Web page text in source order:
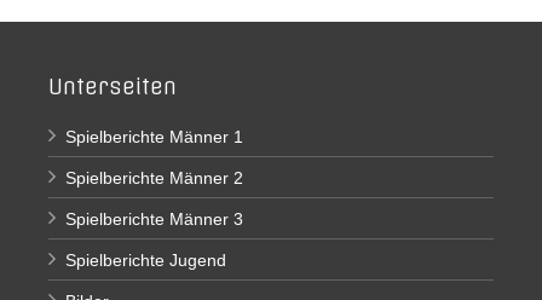
Unterseiten
Spielberichte Männer 1
Spielberichte Männer 2
Spielberichte Männer 3
Spielberichte Jugend